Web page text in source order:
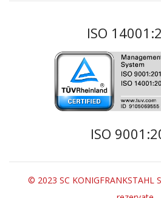
ISO
ISO
© 2023 SC KONIGFRANKSTAHL